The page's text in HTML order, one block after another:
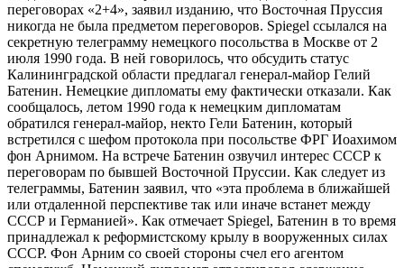
переговорах «2+4», заявил изданию, что Восточная Пруссия
никогда не была предметом переговоров. Spiegel ссылался на
секретную телеграмму немецкого посольства в Москве от 2
июля 1990 года. В ней говорилось, что обсудить статус
Калининградской области предлагал генерал-майор Гелий
Батенин. Немецкие дипломаты ему фактически отказали. Как
сообщалось, летом 1990 года к немецким дипломатам
обратился генерал-майор, некто Гели Батенин, который
встретился с шефом протокола при посольстве ФРГ Иоахимом
фон Арнимом. На встрече Батенин озвучил интерес СССР к
переговорам по бывшей Восточной Пруссии. Как следует из
телеграммы, Батенин заявил, что «эта проблема в ближайшей
или отдаленной перспективе так или иначе встанет между
СССР и Германией». Как отмечает Spiegel, Батенин в то время
принадлежал к реформистскому крылу в вооруженных силах
СССР. Фон Арним со своей стороны счел его агентом